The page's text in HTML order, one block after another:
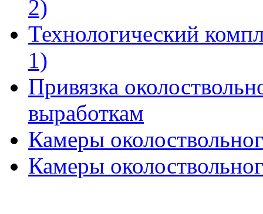
2)
Технологический
1)
Привязка
выработкам
Камеры
Камеры